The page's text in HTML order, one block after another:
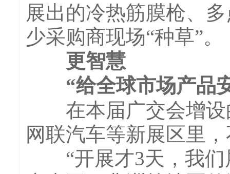
展出的冷热筋膜枪、
少采购商现场“种草”。
更智慧
“给全球市场产品安
在本届广交会增设
网联汽车等新展区里
“开展才3天，我们